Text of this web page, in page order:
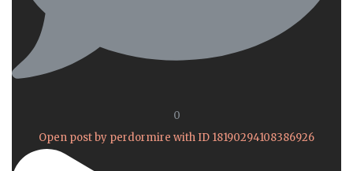
0
Open post by perdormire with ID 18190294108386926